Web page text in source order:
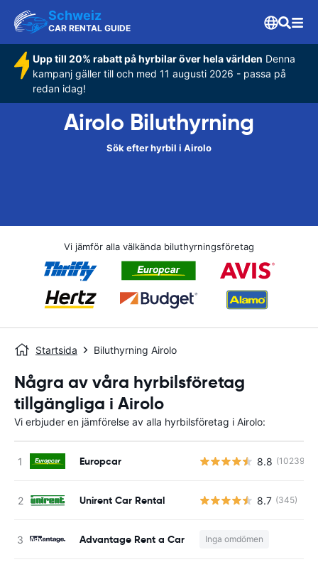
Schweiz
CAR RENTAL GUIDE
Upp till 20% rabatt på hyrbilar över hela världen Denna
kampanj gäller till och med 11 augusti 2026 - passa på
redan idag!
Airolo Biluthyrning
Sök efter hyrbil i Airolo
Vi jämför alla välkända biluthyrningsföretag
Startsida Biluthyrning Airolo
Några av våra hyrbilsföretag
tillgängliga i Airolo
Vi erbjuder en jämförelse av alla hyrbilsföretag i Airolo:
Europcar 8.8 (10239)
Unirent Car Rental 8.7 (345)
Advantage Rent a Car Inga omdömen